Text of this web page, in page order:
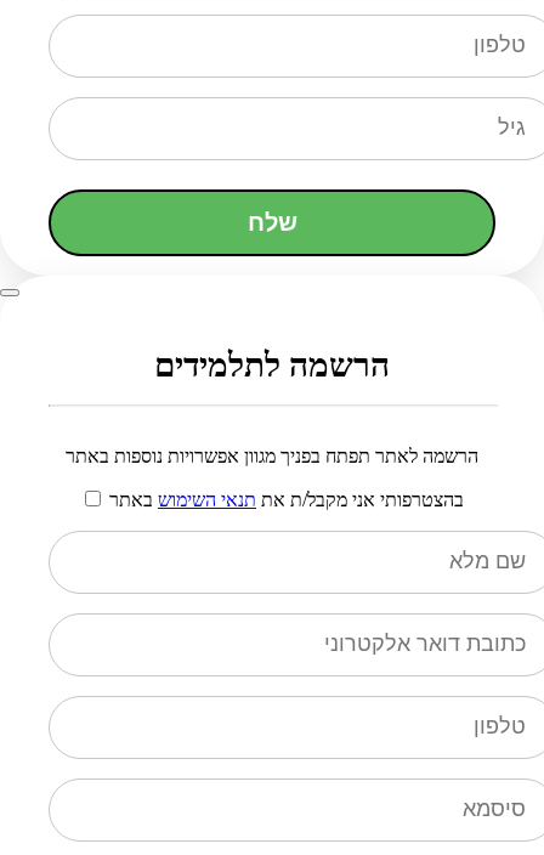
שלח
הרשמה לתלמידים
הרשמה לאתר תפתח בפניך מגוון אפשרויות נוספות באתר
בהצטרפותי אני מקבל/ת את תנאי השימוש באתר